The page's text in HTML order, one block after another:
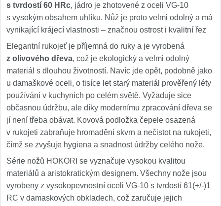
s tvrdostí 60 HRc, jádro je zhotovené z oceli VG-10
s vysokým obsahem uhlíku. Nůž je proto velmi odolný a má
vynikající krájecí vlastnosti – značnou ostrost i kvalitní řez
Elegantní rukojeť je příjemná do ruky a je vyrobená
z olivového dřeva, což je ekologický a velmi odolný
materiál s dlouhou životností. Navíc jde opět, podobně jako
u damaškové oceli, o tisíce let starý materiál prověřený léty
používání v kuchyních po celém světě. Vyžaduje sice
občasnou údržbu, ale díky modernímu zpracování dřeva se
jí není třeba obávat. Kovová podložka čepele osazená
v rukojeti zabraňuje hromadění skvrn a nečistot na rukojeti,
čímž se zvyšuje hygiena a snadnost údržby celého nože.
Série nožů HOKORI se vyznačuje vysokou kvalitou
materiálů a aristokratickým designem. Všechny nože jsou
vyrobeny z vysokopevnostní oceli VG-10 s tvrdostí 61(+/-)1
RC v damaskových obkladech, což zaručuje jejich